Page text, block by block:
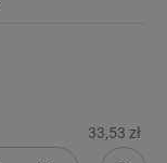
33,53 zł